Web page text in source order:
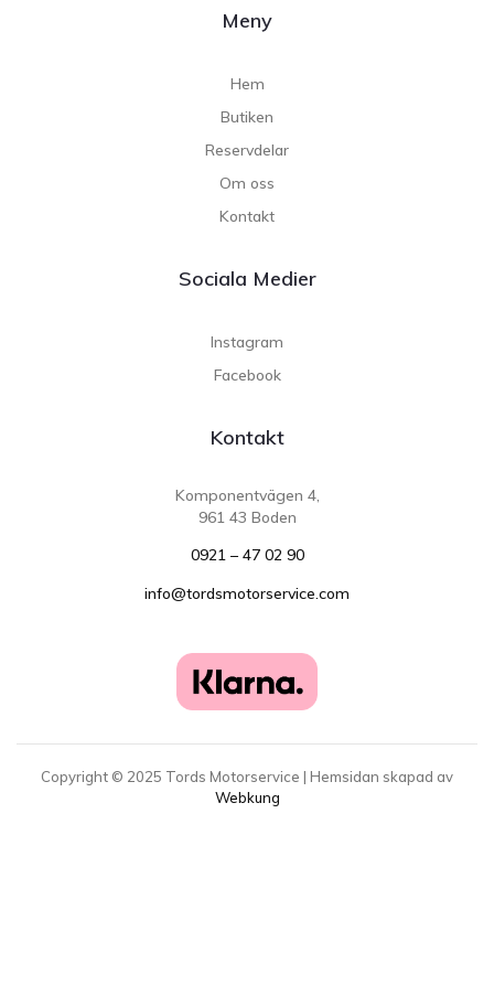
Meny
Hem
Butiken
Reservdelar
Om oss
Kontakt
Sociala Medier
Instagram
Facebook
Kontakt
Komponentvägen 4,
961 43 Boden
0921 – 47 02 90
info@tordsmotorservice.com
Copyright © 2025 Tords Motorservice | Hemsidan skapad av
Webkung